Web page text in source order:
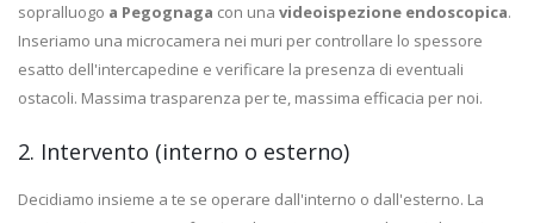
sopralluogo a Pegognaga con una videoispezione endoscopica.
Inseriamo una microcamera nei muri per controllare lo spessore
esatto dell'intercapedine e verificare la presenza di eventuali
ostacoli. Massima trasparenza per te, massima efficacia per noi.
2. Intervento (interno o esterno)
Decidiamo insieme a te se operare dall'interno o dall'esterno. La